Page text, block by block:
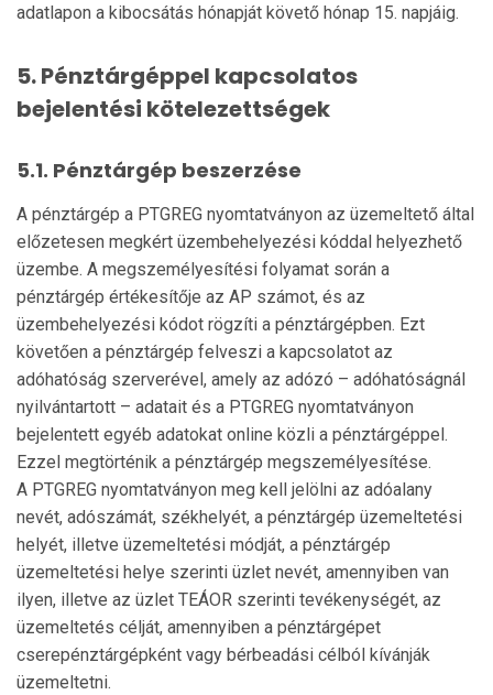
adatlapon a kibo­csátás hónapját követő hónap 15. napjáig.
5. Pénztárgéppel kapcsolatos
bejelentési kötelezettségek
5.1. Pénztárgép beszerzése
A pénztárgép a PTGREG nyomtatványon az üzemel­tető által
előzetesen megkért üzembehelyezési kód­dal helyezhető
üzembe. A megszemélyesítési folyamat során a
pénztárgép értékesítője az AP számot, és az
üzembehelyezési kódot rögzíti a pénztárgépben. Ezt
követően a pénztárgép felveszi a kapcsolatot az
adóhatóság szerverével, amely az adózó – adóhatóságnál
nyilvántartott – adatait és a PTGREG nyom­tatványon
bejelentett egyéb adatokat online közli a pénztárgéppel.
Ezzel megtörténik a pénztárgép megszemélyesítése.
A PTGREG nyomtatványon meg kell jelölni az adóalany
nevét, adószámát, székhelyét, a pénztárgép üze­mel­tetési
helyét, illetve üzemeltetési módját, a pénz­tárgép
üzemeltetési helye szerinti üzlet nevét, amennyi­ben van
ilyen, illetve az üzlet TEÁOR sze­rinti tevékenységét, az
üzemeltetés célját, amennyiben a pénztárgépet
cserepénztárgépként vagy bérbe­adási célból kívánják
üzemeltetni.